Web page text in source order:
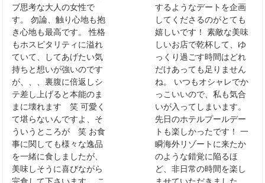
ブ思考な大人の女性で
す。 勿論、触り心地も抱
き心地も最高です。 性格
もホスピタリティに溢れ
ていて、してあげたい気
持ちと想いが強いのです
が、、、裏腹に倍返しシ
テ差し上げると本能のま
まに壊れます 笑 可愛く
て堪らないんですよ、そ
ういうところが 笑 お食
事に関しても様々な逸品
を一緒に食しましたが、
美味しそうに喜びながら
するようなデートを企画
してくださるのがとても
嬉しいです！ 素敵な美味
しいお店で乾杯して、ゆ
っくり過ごす時間はどれ
だけあっても足りません
ね。 いつもオシャレでか
っこいいので、私も気合
いが入ってしまいます。
先日のホテルプールデー
トも楽しかったです！ 一
瞬海外リゾートに来たか
のような錯覚に陥るほ
ど、非日常の時間を楽し